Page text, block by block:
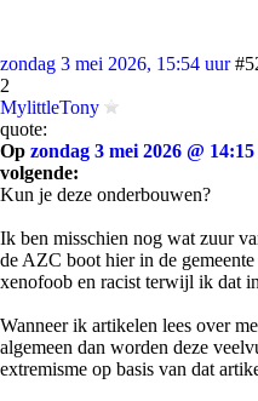
zondag 3 mei 2026, 15:54 uur
2
MylittleTony
quote:
Op zondag 3 mei 2026 @ 14:15
volgende:
Kun je deze onderbouwen?
Ik ben misschien nog wat zuur
de AZC boot hier in de
xenofoob en racist terwijl ik dat
Wanneer ik artikelen lees over
algemeen dan worden deze
extremisme op basis van dat